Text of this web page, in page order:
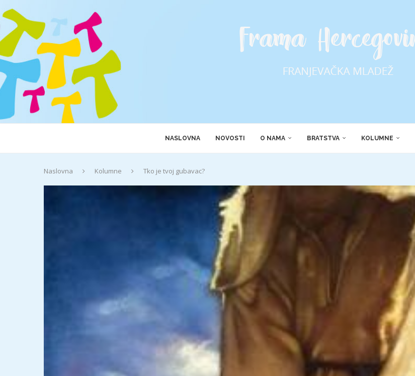
NASLOVNA NOVOSTI O NAMA BRATSTVA KOLUMNE
Naslovna Kolumne Tko je tvoj gubavac?